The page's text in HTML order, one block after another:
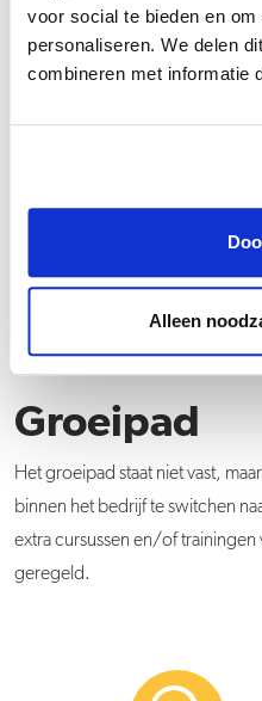
voor social te bieden en
personaliseren. We delen
combineren met informatie
Alleen
Op het laaddepot krijg
product dat je moet
Groeipad
Het groeipad staat niet vast,
binnen het bedrijf te switchen
extra cursussen en/of
geregeld.